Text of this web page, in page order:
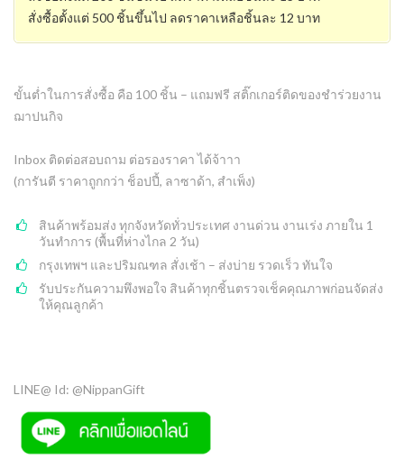
สั่งซื้อตั้งแต่ 500 ชิ้นขึ้นไป ลดราคาเหลือชิ้นละ 12 บาท
ขั้นต่ำในการสั่งซื้อ คือ 100 ชิ้น – แถมฟรี สติ๊กเกอร์ติดของชำร่วยงาน
ฌาปนกิจ
Inbox ติดต่อสอบถาม ต่อรองราคา ได้จ้าาา
(การันตี ราคาถูกกว่า ช็อปปี้, ลาซาด้า, สำเพ็ง)
สินค้าพร้อมส่ง ทุกจังหวัดทั่วประเทศ งานด่วน งานเร่ง ภายใน 1
วันทำการ (พื้นที่ห่างไกล 2 วัน)
กรุงเทพฯ และปริมณฑล สั่งเช้า – ส่งบ่าย รวดเร็ว ทันใจ
รับประกันความพึงพอใจ สินค้าทุกชิ้นตรวจเช็คคุณภาพก่อนจัดส่ง
ให้คุณลูกค้า
LINE@ Id: @NippanGift